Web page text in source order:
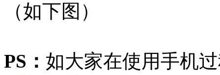
（如下图）
PS： 如大家在使用手机